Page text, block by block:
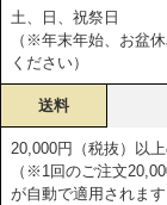
土、日、祝祭日
（※年末年始、お盆
ください）
送料
20,000円（税抜）以
（※1回のご注文
が自動で適用されます